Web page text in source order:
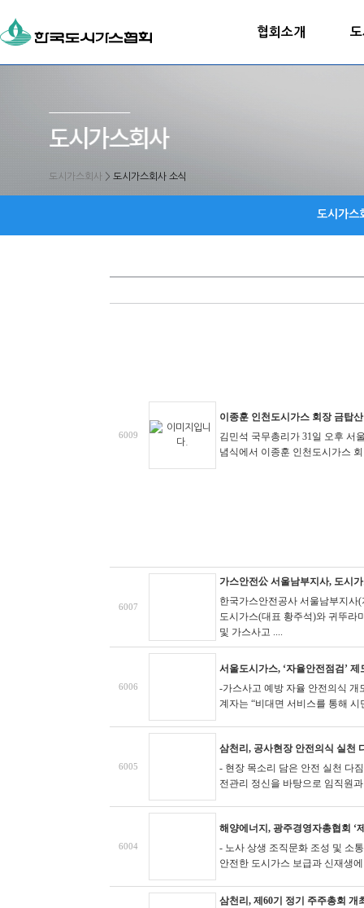
협회소개
도시가스회사 > 도시가스회사 소식
도시가스
6009
이종훈 인천도시가스 회장 금탑
김민석 국무총리가 31일 오후 서
념식에서 이종훈 인천도시가스
6007
가스안전公 서울남부지사, 도시
한국가스안전공사 서울남부지사
도시가스(대표 황주석)와 귀뚜라
및 가스사고 ....
6006
서울도시가스, ‘자율안전점검’
-가스사고 예방 자율 안전의식
계자는 “비대면 서비스를 통해
6005
삼천리, 공사현장 안전의식 실천
- 현장 목소리 담은 안전 실천 다
전관리 정신을 바탕으로 임직원
6004
해양에너지, 광주경영자총협회 ‘
- 노사 상생 조직문화 조성 및 소
안전한 도시가스 보급과 신재생
삼천리, 제60기 정기 주주총회 개